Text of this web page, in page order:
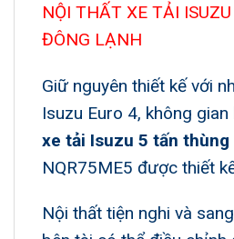
NỘI THẤT XE TẢI
ĐÔNG LẠNH
Giữ nguyên thiết kế với
Isuzu Euro 4, không
xe tải Isuzu 5 tấn thùng
NQR75ME5 được thiết
Nội thất tiện nghi và